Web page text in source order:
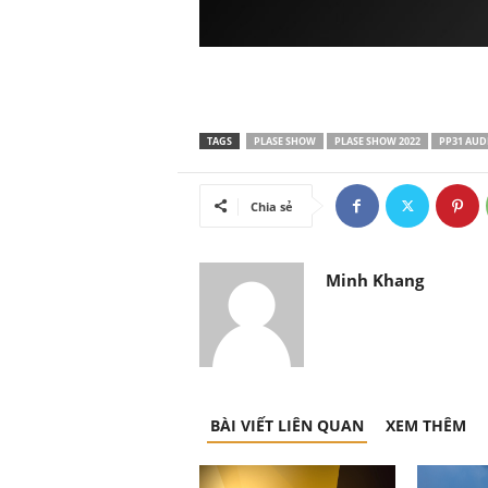
TAGS PLASE SHOW PLASE SHOW 2022 PP31
Chia sẻ
Minh Khang
BÀI VIẾT LIÊN QUAN XEM THÊM